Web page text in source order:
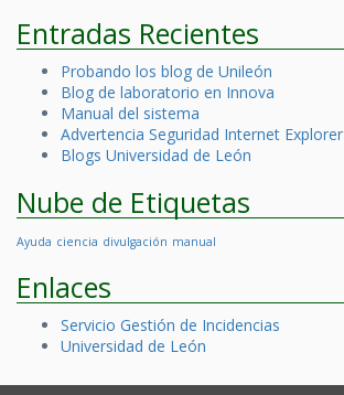
Entradas Recientes
Probando los blog de Unileón
Blog de laboratorio en Innova
Manual del sistema
Advertencia Seguridad Internet Explorer
Blogs Universidad de León
Nube de Etiquetas
Ayuda ciencia divulgación manual
Enlaces
Servicio Gestión de Incidencias
Universidad de León